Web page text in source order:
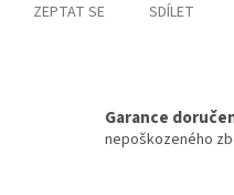
ZEPTAT SE SDÍLET
Garance
nepoškozeného